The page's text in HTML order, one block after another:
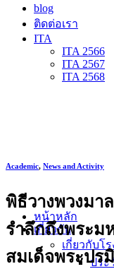
blog
ติดต่อเรา
ITA
ITA 2566
ITA 2567
ITA 2568
หน้าหลัก
เกี่ยวกับ
เกี่ยวกับโร
ประ
Academic, News and Activity
พิธีวางพวงมา
รำลึกถึงพระ
สมเด็จพระปร